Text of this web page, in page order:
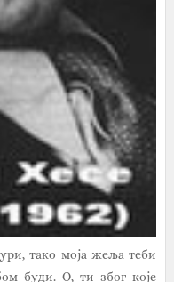
тако моја жеља теби
буди. О, ти због које